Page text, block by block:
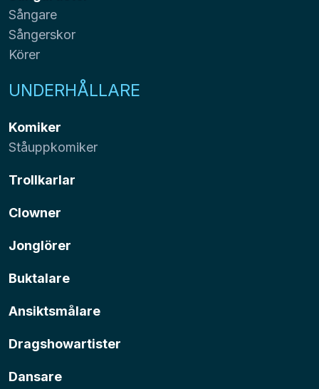
Sångare
Sångerskor
Körer
UNDERHÅLLARE
Komiker
Ståuppkomiker
Trollkarlar
Clowner
Jonglörer
Buktalare
Ansiktsmålare
Dragshowartister
Dansare